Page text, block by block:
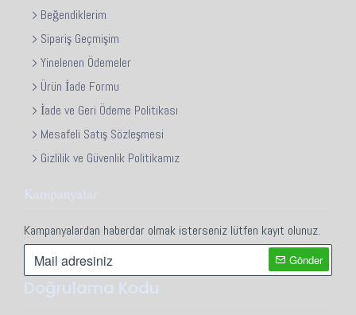
Beğendiklerim
Sipariş Geçmişim
Yinelenen Ödemeler
Ürün İade Formu
İade ve Geri Ödeme Politikası
Mesafeli Satış Sözleşmesi
Gizlilik ve Güvenlik Politikamız
Kampanyalar
Kampanyalardan haberdar olmak isterseniz lütfen kayıt olunuz.
Gönder
Doğrulama Kodu